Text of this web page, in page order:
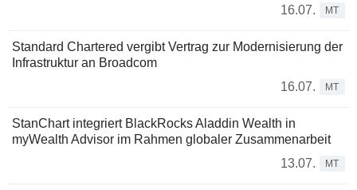
16.07.
MT
Standard Chartered vergibt Vertrag zur Modernisierung der
Infrastruktur an Broadcom
16.07.
MT
StanChart integriert BlackRocks Aladdin Wealth in
myWealth Advisor im Rahmen globaler Zusammenarbeit
13.07.
MT